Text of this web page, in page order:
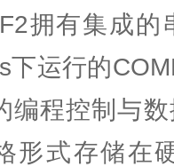
有集成的
下运⾏的
编程控制与
形式存储在